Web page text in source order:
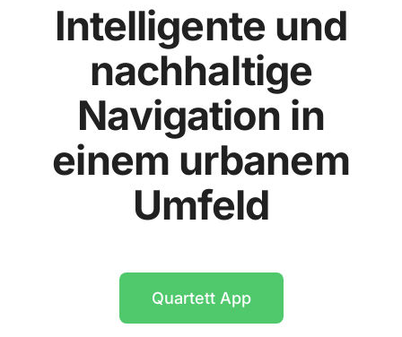
Intelligente und
nachhaltige
Navigation in
einem urbanem
Umfeld
Quartett App